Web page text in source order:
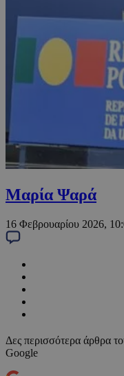
Μαρία Ψαρά
16 Φεβρουαρίου 2026,
Δες περισσότερα άρθρα
Google